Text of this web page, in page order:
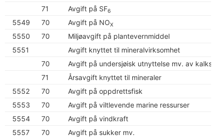
71
Avgift på SF6
5549 70 Avgift på NOX
5550 70
Miljøavgift på plantevernmiddel
5551
Avgift knyttet til mineralvirksomhet
70
Avgift på undersjøisk utnyttelse mv. av
71
Årsavgift knyttet til mineraler
5552
70
Avgift på oppdrettsfisk
5553
70
Avgift på viltlevende marine ressurser
5554
70
Avgift på vindkraft
5557
70
Avgift på sukker mv.